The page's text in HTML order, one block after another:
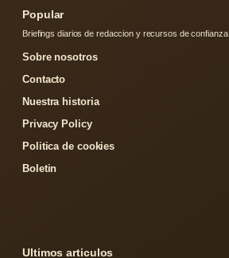
Popular
Briefings diarios de redaccion y recursos de
Sobre nosotros
Contacto
Nuestra historia
Privacy Policy
Politica de cookies
Boletin
Ultimos articulos